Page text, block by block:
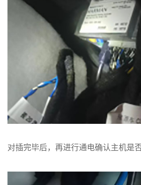
对插完毕后，再进行通电确认主机是